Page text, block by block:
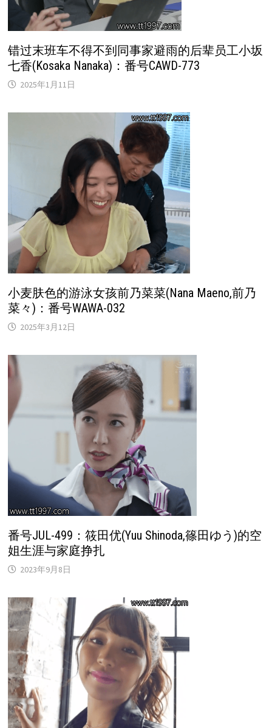
错过末班车不得不到同事家避雨的后辈员工小坂
七香(Kosaka Nanaka)：番号CAWD-773
2025年1月11日
小麦肤色的游泳女孩前乃菜菜(Nana Maeno,前乃
菜々)：番号WAWA-032
2025年3月12日
番号JUL-499：筱田优(Yuu Shinoda,篠田ゆう)的空
姐生涯与家庭挣扎
2023年9月8日